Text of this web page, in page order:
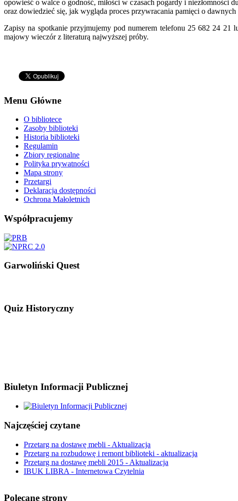
opowieść o walce o godność, miłości w czasach pogardy i
oraz dowiedzieć się, jak wygląda proces przywracania pamięci o dawnych
Zapisy na spotkanie przyjmujemy pod numerem telefonu 25 682 24 21
majowy wieczór z literaturą najwyższej próby.
Menu Główne
O bibliotece
Zasoby biblioteki
Historia biblioteki
Regulamin
Zbiory regionalne
Polityka prywatności
Mapa strony
Przetargi
Deklaracja dostępności
Ochrona Małoletnich
Współpracujemy
Garwoliński Quest
Quiz Historyczny
Biuletyn Informacji Publicznej
Najczęściej czytane
Przetarg na dostawę mebli - Aktualizacja
Przetarg na rozbudowę i remont biblioteki - aktualizacja
Przetarg na dostawę mebli 2015 - Aktualizacja
IBUK LIBRA - Internetowa Czytelnia
Polecane strony